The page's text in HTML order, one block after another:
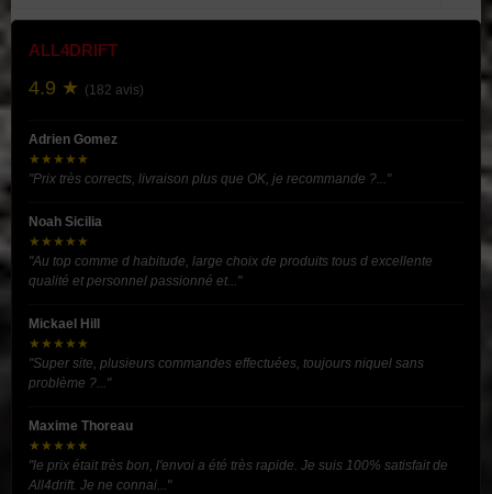
ALL4DRIFT
4.9 ★ (182 avis)
Adrien Gomez
★★★★★
"Prix très corrects, livraison plus que OK, je recommande ?..."
Noah Sicilia
★★★★★
"Au top comme d habitude, large choix de produits tous d excellente
qualité et personnel passionné et..."
Mickael Hill
★★★★★
"Super site, plusieurs commandes effectuées, toujours niquel sans
problème ?..."
Maxime Thoreau
★★★★★
"le prix était très bon, l'envoi a été très rapide. Je suis 100% satisfait de
All4drift. Je ne connai..."